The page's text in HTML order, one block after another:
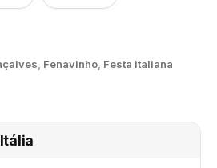
Fenavinho Festa italiana